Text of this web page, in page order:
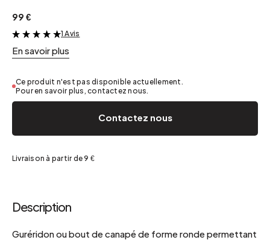
99 €
&
1 Avis
En savoir plus
Ce produit n'est pas disponible actuellement.
Pour en savoir plus, contactez nous.
Contactez nous
Livraison à partir de 9 €
Description
Guréridon ou bout de canapé de forme ronde permettant